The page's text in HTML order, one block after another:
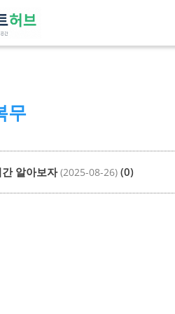
무
알아보자 (2025-08-26) (0)